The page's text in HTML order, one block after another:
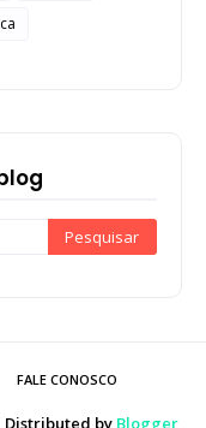
FALE CONOSCO
Distributed by Blogger